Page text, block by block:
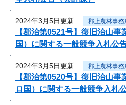
2024年3月5日更新 郡上農林事務
【郡治第0521号】復旧治山
国）に関する一般競争入札公
2024年3月5日更新 郡上農林事務
【郡治第0520号】復旧治山
ロ国）に関する一般競争入札